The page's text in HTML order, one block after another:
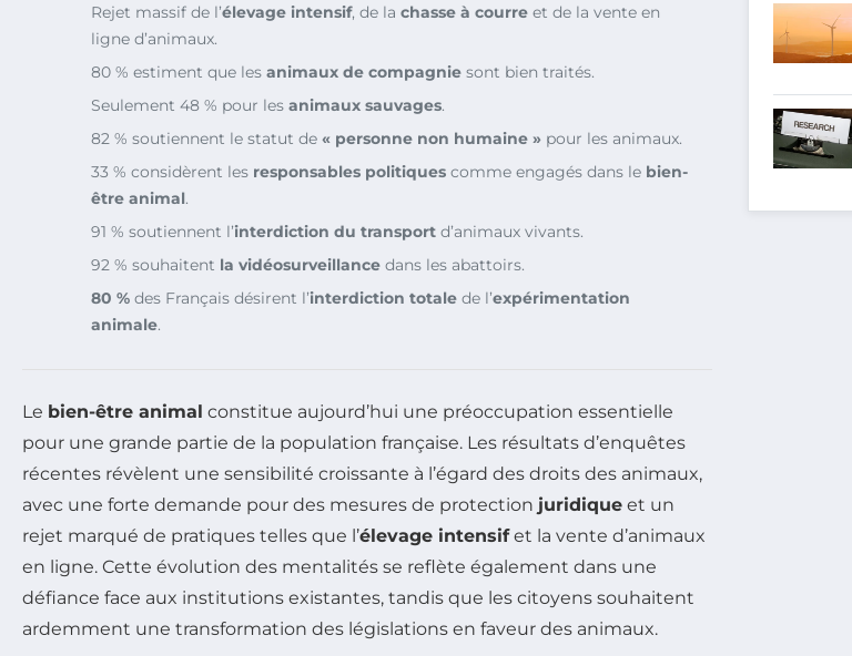
Rejet massif de l’élevage intensif, de la chasse à courre et de la vente en
ligne d’animaux.
80 % estiment que les animaux de compagnie sont bien traités.
Seulement 48 % pour les animaux sauvages.
82 % soutiennent le statut de « personne non humaine » pour les animaux.
33 % considèrent les responsables politiques comme engagés dans le bien-
être animal.
91 % soutiennent l’interdiction du transport d’animaux vivants.
92 % souhaitent la vidéosurveillance dans les abattoirs.
80 % des Français désirent l’interdiction totale de l’expérimentation
animale.
Le bien-être animal constitue aujourd’hui une préoccupation essentielle
pour une grande partie de la population française. Les résultats d’enquêtes
récentes révèlent une sensibilité croissante à l’égard des droits des animaux,
avec une forte demande pour des mesures de protection juridique et un
rejet marqué de pratiques telles que l’élevage intensifet la vente d’animaux
en ligne. Cette évolution des mentalités se reflète également dans une
défiance face aux institutions existantes, tandis que les citoyens souhaitent
ardemment une transformation des législations en faveur des animaux.